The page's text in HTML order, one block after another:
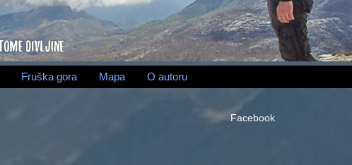
Fruška gora Mapa O autoru
Facebook